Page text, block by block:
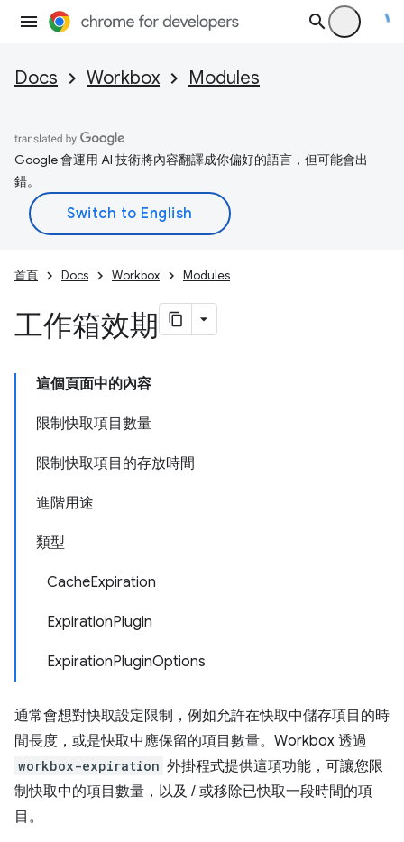
Docs Workbox Modules
Google 會運用 AI 技術將內容翻譯成你偏好的語言，但可能會出
錯。
首頁 Docs Workbox Modules
工作箱效期
這個頁面中的內容
限制快取項目數量
限制快取項目的存放時間
進階用途
類型
CacheExpiration
ExpirationPlugin
ExpirationPluginOptions
通常會想對快取設定限制，例如允許在快取中儲存項目的時
間長度，或是快取中應保留的項目數量。Workbox 透過
workbox-expiration 外掛程式提供這項功能，可讓您限
制快取中的項目數量，以及 / 或移除已快取一段時間的項
目。